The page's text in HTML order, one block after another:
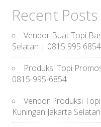
Recent Posts
Vendor Buat Topi
Selatan | 0815 995 6854
Produksi Topi
0815-995-6854
Vendor Produksi
Kuningan Jakarta